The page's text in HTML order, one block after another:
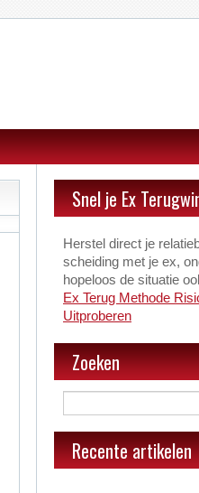
Snel je Ex
Herstel direct je
scheiding met je ex,
hopeloos de situatie
Ex Terug Methode
Uitproberen
Zoeken
Recente artikelen